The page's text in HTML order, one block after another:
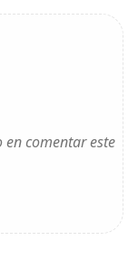
en comentar este